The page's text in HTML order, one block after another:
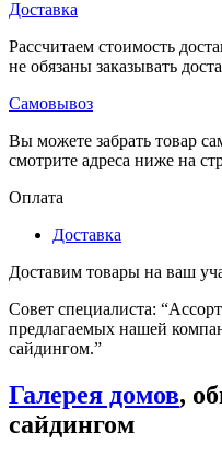
Доставка
Рассчитаем стоимость
не обязаны заказывать
Самовывоз
Вы можете забрать товар
смотрите адреса ниже на
Оплата
Доставка
Доставим товары на ваш
Совет специалиста:
предлагаемых нашей
сайдингом.”
Галерея домов,
сайдингом